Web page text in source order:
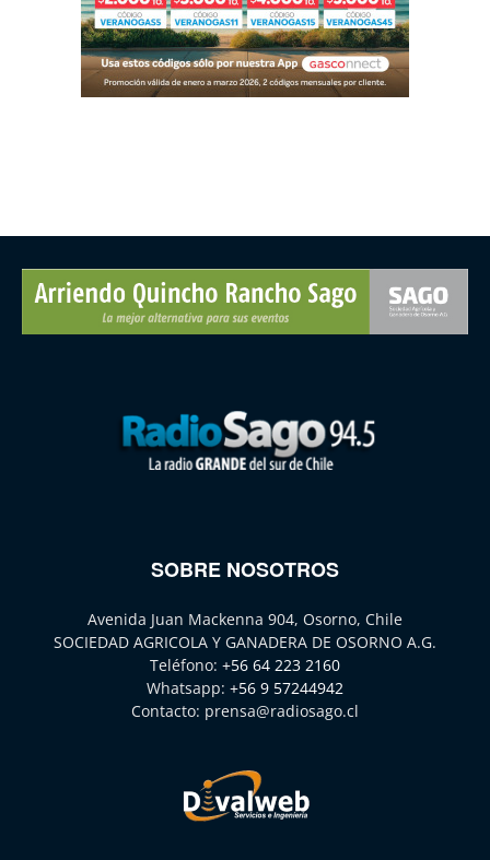
SOBRE NOSOTROS
Avenida Juan Mackenna 904, Osorno, Chile
SOCIEDAD AGRICOLA Y GANADERA DE OSORNO A.G.
Teléfono: +56 64 223 2160
Whatsapp: +56 9 57244942
Contacto: prensa@radiosago.cl